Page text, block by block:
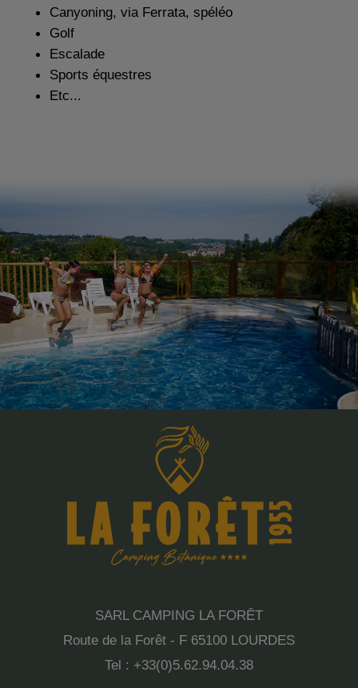
Canyoning, via Ferrata, spéléo
Golf
Escalade
Sports équestres
Etc...
SARL CAMPING LA FORÊT
Route de la Forêt - F 65100 LOURDES
Tel : +33(0)5.62.94.04.38